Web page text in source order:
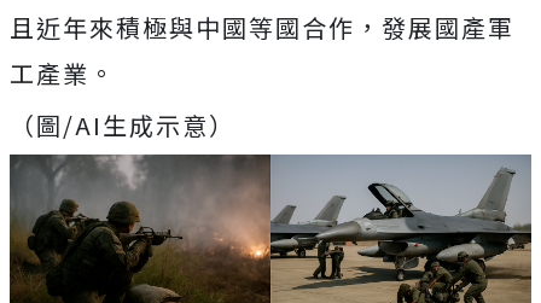
且近年來積極與中國等國合作，發展國產軍
工產業。
（圖/AI生成示意）